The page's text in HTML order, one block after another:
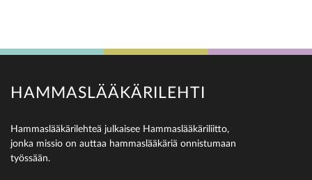
HAMMASLÄÄKÄRILEHTI
Hammaslääkärilehteä julkaisee Hammaslääkäriliitto,
jonka missio on auttaa hammaslääkäriä onnistumaan
työssään.